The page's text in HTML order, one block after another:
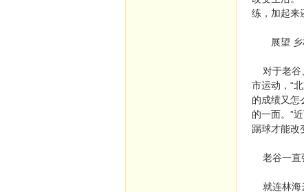
练，加起来
展望 乡
对于老谷
市运动，“
的成绩又怎
的一面。”
踢球才能改
老谷一直
就连林海